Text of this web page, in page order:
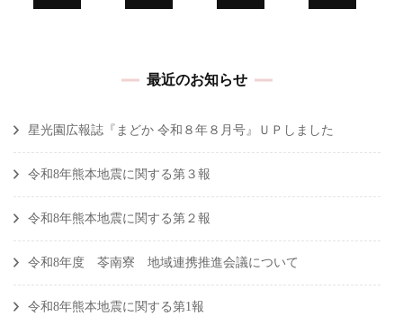
最近のお知らせ
星光園広報誌『まどか 令和８年８月号』ＵＰしました
令和8年熊本地震に関する第３報
令和8年熊本地震に関する第２報
令和8年度 苓南寮 地域連携推進会議について
令和8年熊本地震に関する第1報